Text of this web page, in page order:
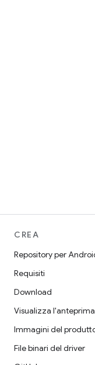
CREA
Repository per
Requisiti
Download
Visualizza
Immagini del
File binari del driver